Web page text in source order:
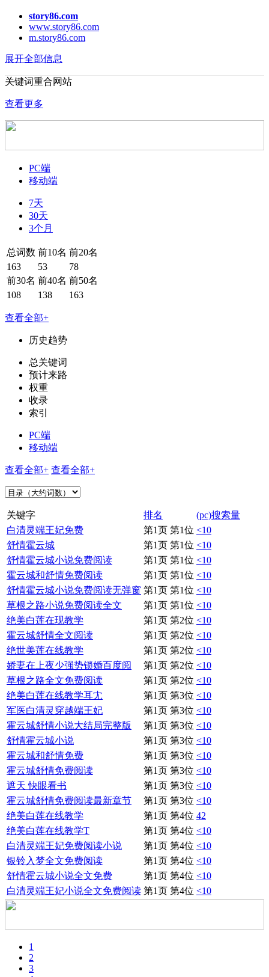
story86.com
www.story86.com
m.story86.com
展开全部信息
关键词重合网站
查看更多
PC端
移动端
7天
30天
3个月
总词数 前10名 前20名
163
53
78
前30名 前40名 前50名
108
138 163
查看全部+
历史趋势
总关键词
预计来路
权重
收录
索引
PC端
移动端
查看全部+ 查看全部+
关键字 排名
(pc)搜索量
白清灵端王妃免费
第1页 第1位 <10
舒情霍云城
第1页 第1位 <10
舒情霍云城小说免费阅读
第1页 第1位 <10
霍云城和舒情免费阅读
第1页 第1位 <10
舒情霍云城小说免费阅读无弹窗 第1页 第1位 <10
草根之路小说免费阅读全文
第1页 第1位 <10
绝美白莲在现教学
第1页 第2位 <10
霍云城舒情全文阅读
第1页 第2位 <10
绝世美莲在线教学
第1页 第2位 <10
娇妻在上夜少强势锁婚百度阅
第1页 第2位 <10
草根之路全文免费阅读
第1页 第2位 <10
绝美白莲在线教学耳冘
第1页 第3位 <10
军医白清灵穿越端王妃
第1页 第3位 <10
霍云城舒情小说大结局完整版
第1页 第3位 <10
舒情霍云城小说
第1页 第3位 <10
霍云城和舒情免费
第1页 第3位 <10
霍云城舒情免费阅读
第1页 第3位 <10
遮天 快眼看书
第1页 第3位 <10
霍云城舒情免费阅读最新章节
第1页 第3位 <10
绝美白莲在线教学
第1页 第4位 42
绝美白莲在线教学T
第1页 第4位 <10
白清灵端王妃免费阅读小说
第1页 第4位 <10
银铃入梦全文免费阅读
第1页 第4位 <10
舒情霍云城小说全文免费
第1页 第4位 <10
白清灵端王妃小说全文免费阅读 第1页 第4位 <10
1
2
3